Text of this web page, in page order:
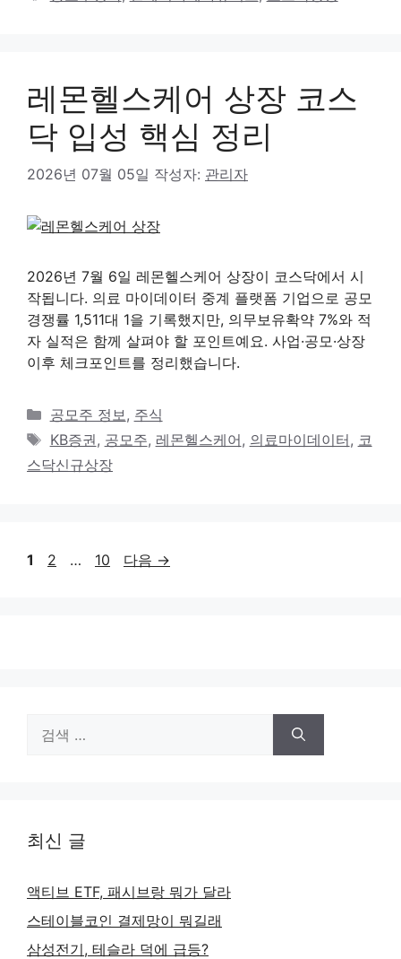
레몬헬스케어 상장 코스
닥 입성 핵심 정리
2026년 07월 05일 작성자: 관리자
2026년 7월 6일 레몬헬스케어 상장이 코스닥에서 시
작됩니다. 의료 마이데이터 중계 플랫폼 기업으로 공모
경쟁률 1,511대 1을 기록했지만, 의무보유확약 7%와 적
자 실적은 함께 살펴야 할 포인트예요. 사업·공모·상장
이후 체크포인트를 정리했습니다.
카
테
고
리
공모주 정보, 주식
태
그
KB증권, 공모주, 레몬헬스케어, 의료마이데이터, 코
스닥신규상장
페
1
페
2 …
페
10 다음 →
최신 글
액티브 ETF, 패시브랑 뭐가 달라
스테이블코인 결제망이 뭐길래
삼성전기, 테슬라 덕에 급등?